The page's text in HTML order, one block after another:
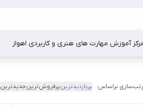
آموزش مهارت های هنری و کاربردی اهواز
براساس: پربازدیدترینپرفروش‌ترینجدیدترین